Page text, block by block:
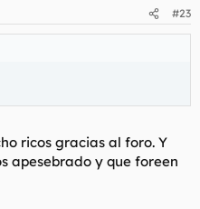
#23
ricos gracias al foro. Y
apesebrado y que foreen